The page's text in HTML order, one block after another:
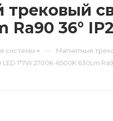
трековый
36°
системы — Магнитные
1*7W 2700K-6500K 630Lm